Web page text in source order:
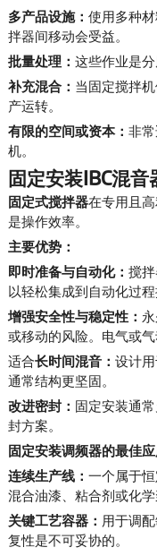
多产品设施： 使用多种
拌器间移动会受益。
批量处理： 这些作业是
补充混合： 当固定搅拌
产运转。
有限的空间或资本： 非
机。
固定安装IBC混
固定式搅拌器在专用且
是操作效率。
主要优势：
即时准备与自动化： 搅
以轻松集成到自动化过程
增强安全性与稳定性：
或移动的风险。电气或
适合长时间混音： 设计
通常结构更坚固。
改进密封： 固定安装通
封方案。
固定安装调频器的最佳应
连续生产线： 一个属于
混合油漆、粘合剂或化学
关键工艺容器： 用于调
复性是不可妥协的。